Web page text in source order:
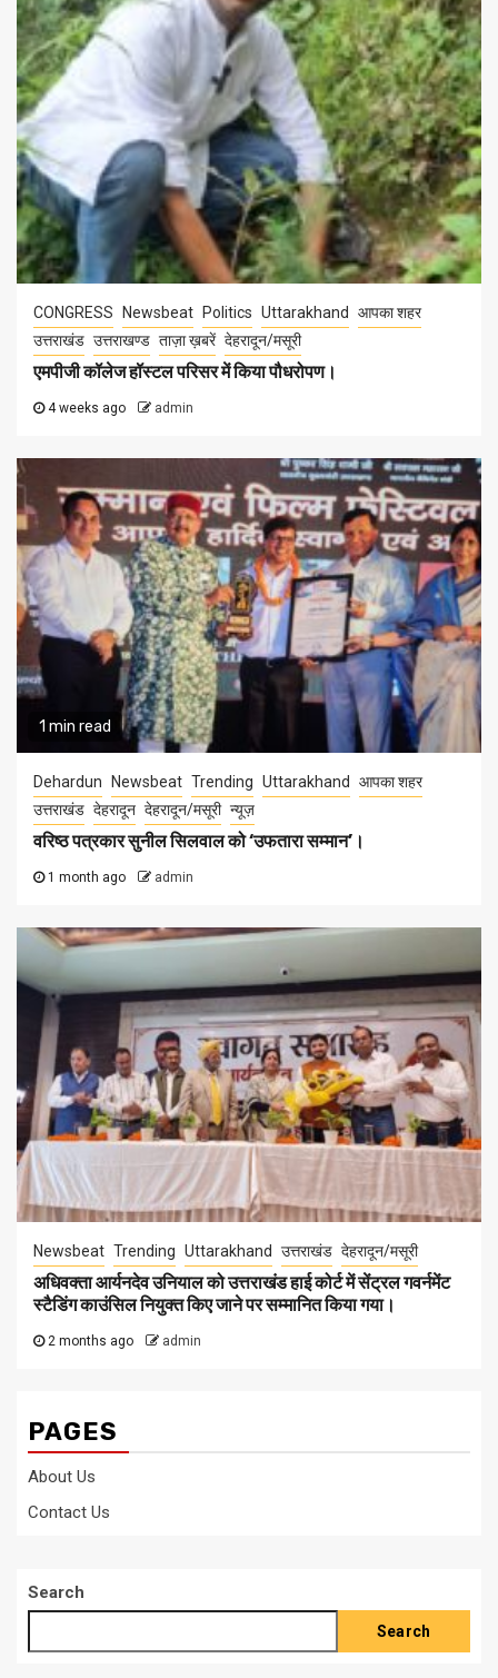
CONGRESS Newsbeat Politics Uttarakhand
आपका शहर
उत्तराखंड उत्तराखण्ड ताज़ा ख़बरें देहरादून/मसूरी
एमपीजी कॉलेज हॉस्टल परिसर में किया पौधरोपण।
4 weeks ago admin
1 min read
Dehardun Newsbeat Trending Uttarakhand
आपका शहर
उत्तराखंड देहरादून देहरादून/मसूरी न्यूज़
वरिष्ठ पत्रकार सुनील सिलवाल को ‘उफतारा सम्मान’।
1 month ago admin
Newsbeat Trending Uttarakhand उत्तराखंड देहरादून/मसूरी
अधिवक्ता आर्यनदेव उनियाल को उत्तराखंड हाई कोर्ट में सेंट्रल गवर्नमेंट
स्टैडिंग काउंसिल नियुक्त किए जाने पर सम्मानित किया गया।
2 months ago admin
PAGES
About Us
Contact Us
Search
Search